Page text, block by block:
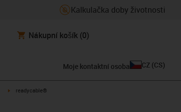
Kalkulačka doby životnosti
Nákupní košík (0)
Moje kontaktní osoba CZ (CS)
igus-icon-arrow-right
readycable®